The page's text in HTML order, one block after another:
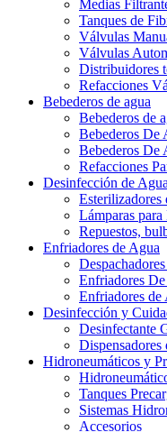
Medias
Tanques de
Válvulas
Válvulas
Distribuidores
Refacciones
Bebederos de agua
Bebederos de
Bebederos De
Bebederos De
Refacciones
Desinfección de
Lámparas
Repuestos,
Enfriadores de Agua
Enfriadores
Enfriadores
Desinfección y
Desinfectante
Dispensadores
Hidroneumáticos y
Tanques
Sistemas
Accesorios